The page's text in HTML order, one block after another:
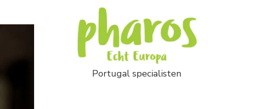
Portugal specialisten